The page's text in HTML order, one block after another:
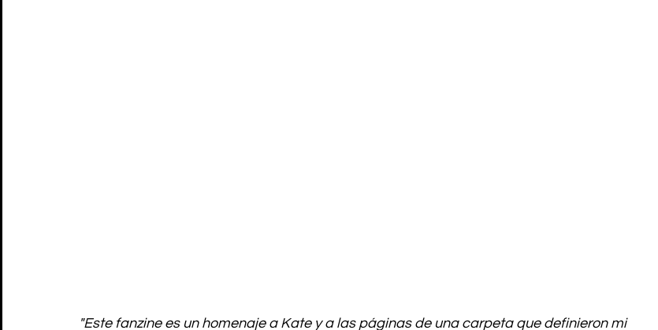
"Este fanzine es un homenaje a Kate y a las páginas de una carpeta que definieron mi